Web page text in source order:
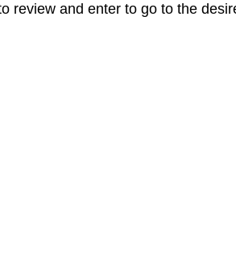
and enter to go to the